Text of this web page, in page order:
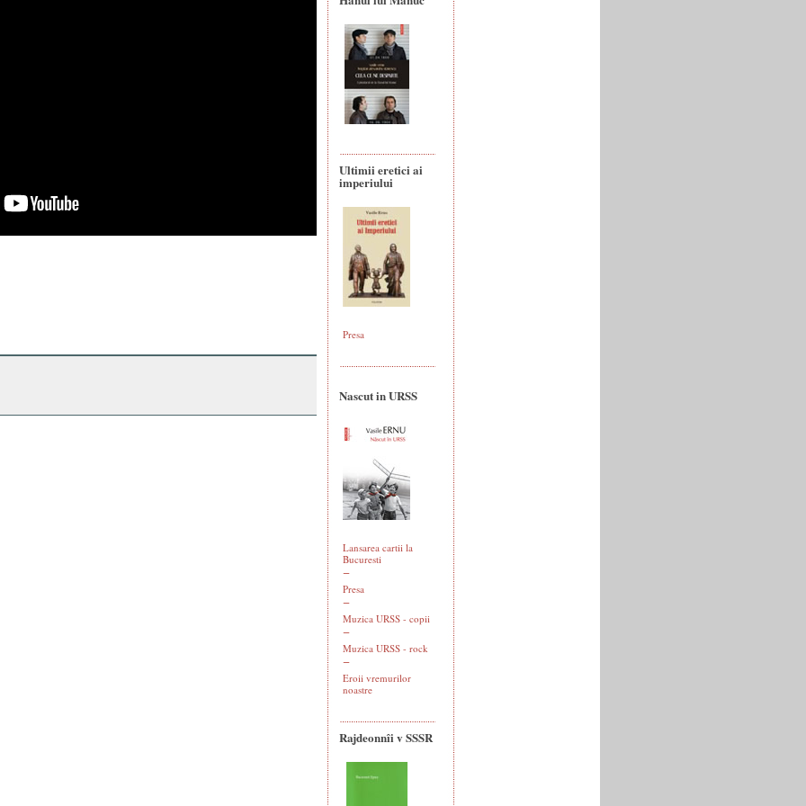
Ultimii eretici ai
imperiului
Presa
Nascut in URSS
Lansarea cartii la
Bucuresti
Presa
Muzica URSS - copii
Muzica URSS - rock
Eroii vremurilor
noastre
Rajdeonnîi v SSSR